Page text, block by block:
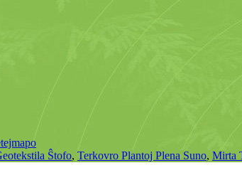
Ŝtofo, Terkovro Plantoj Plena Suno, Mirta